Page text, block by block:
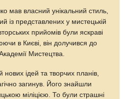
мав власний унікальний стиль,
із представлених у мистецькій
прийомів були яскраві
в Києві, він долучився до
Мистецтва.
ідей та творчих планів,
загинув. Його знайшли
міліцією. То були страшні